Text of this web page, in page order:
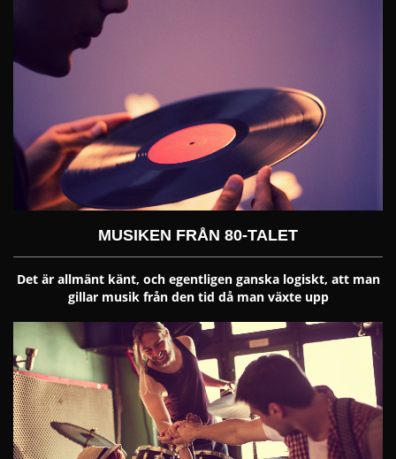
MUSIKEN FRÅN 80-TALET
Det är allmänt känt, och egentligen ganska logiskt, att man
gillar musik från den tid då man växte upp